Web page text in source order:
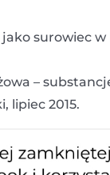
jako surowiec
–
lipiec 2015.